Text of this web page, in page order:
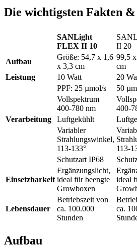
Die wichtigsten Fakten &
SANLight
FLEX II 10
II 20
Aufbau
Größe: 54,7 x 1,6
x 3,3 cm
99,5
cm
Leistung
10 Watt 20
PPF: 25 µmol/s
50
Vollspektrum
400-780 nm
400-
Verarbeitung
Luftgekühlt
Variabler
Strahlungswinkel,
113-133°
113-
Schutzart IP68
Einsetzbarkeit
Ergänzungslicht,
ideal für beengte
Growboxen
ideal
Lebensdauer
Betriebszeit von
ca. 100.000
Stunden
ca.
Aufbau